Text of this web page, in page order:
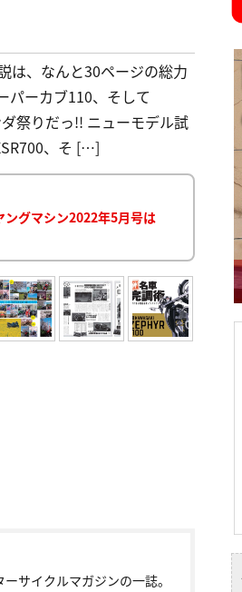
は、なんと30ページの総力
パーカブ110、そして
祭りだっ!! ニューモデル試
、そ […]
グマシン2022年5月号は
サイクルマガジンの一誌。